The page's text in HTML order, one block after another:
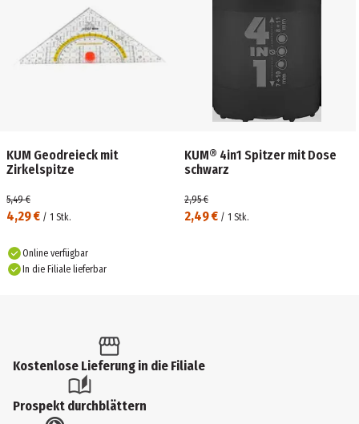
KUM Geodreieck mit
Zirkelspitze
4,29 € / 1 Stk.
5,49 €
Online verfügbar
In die Filiale lieferbar
KUM® 4in1 Spitzer mit Dose
schwarz
2,49 € / 1 Stk.
2,95 €
Kostenlose Lieferung in die Filiale
Prospekt durchblättern